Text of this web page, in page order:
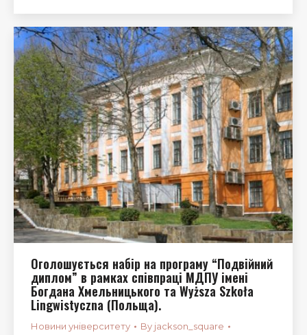
Оголошується набір на програму “Подвійний
диплом” в рамках співпраці МДПУ імені
Богдана Хмельницького та Wyższa Szkoła
Lingwistyczna (Польща).
Новини університету By jackson_square